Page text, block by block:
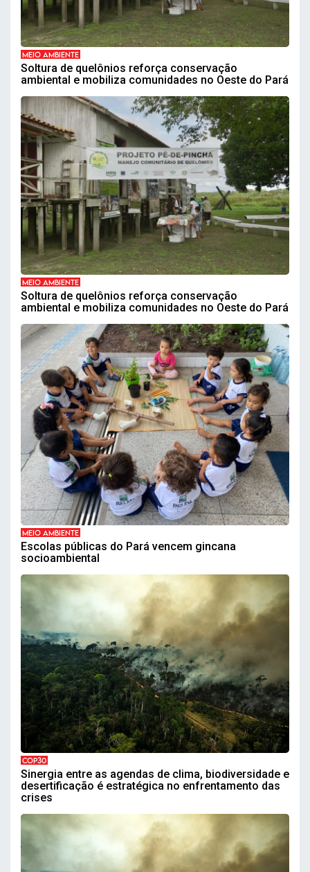
MEIO AMBIENTE
Soltura de quelônios reforça conservação
ambiental e mobiliza comunidades no Oeste do Pará
MEIO AMBIENTE
Soltura de quelônios reforça conservação
ambiental e mobiliza comunidades no Oeste do Pará
MEIO AMBIENTE
Escolas públicas do Pará vencem gincana
socioambiental
COP30
Sinergia entre as agendas de clima, biodiversidade e
desertificação é estratégica no enfrentamento das
crises